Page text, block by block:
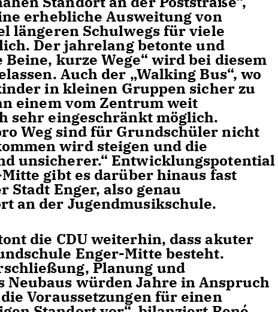
erhebliche Ausweitung von
längeren Schulwegs für viele
Der jahrelang betonte und
kurze Wege“ wird bei diesem
Auch der „Walking Bus“, wo
in kleinen Gruppen sicher zu
einem vom Zentrum weit
sehr eingeschränkt möglich.
Weg sind für Grundschüler nicht
wird steigen und die
unsicherer.“ Entwicklungspotential
gibt es darüber hinaus fast
Stadt Enger, also genau
an der Jugendmusikschule.
die CDU weiterhin, dass akuter
Enger-Mitte besteht.
Planung und
würden Jahre in Anspruch
Voraussetzungen für einen